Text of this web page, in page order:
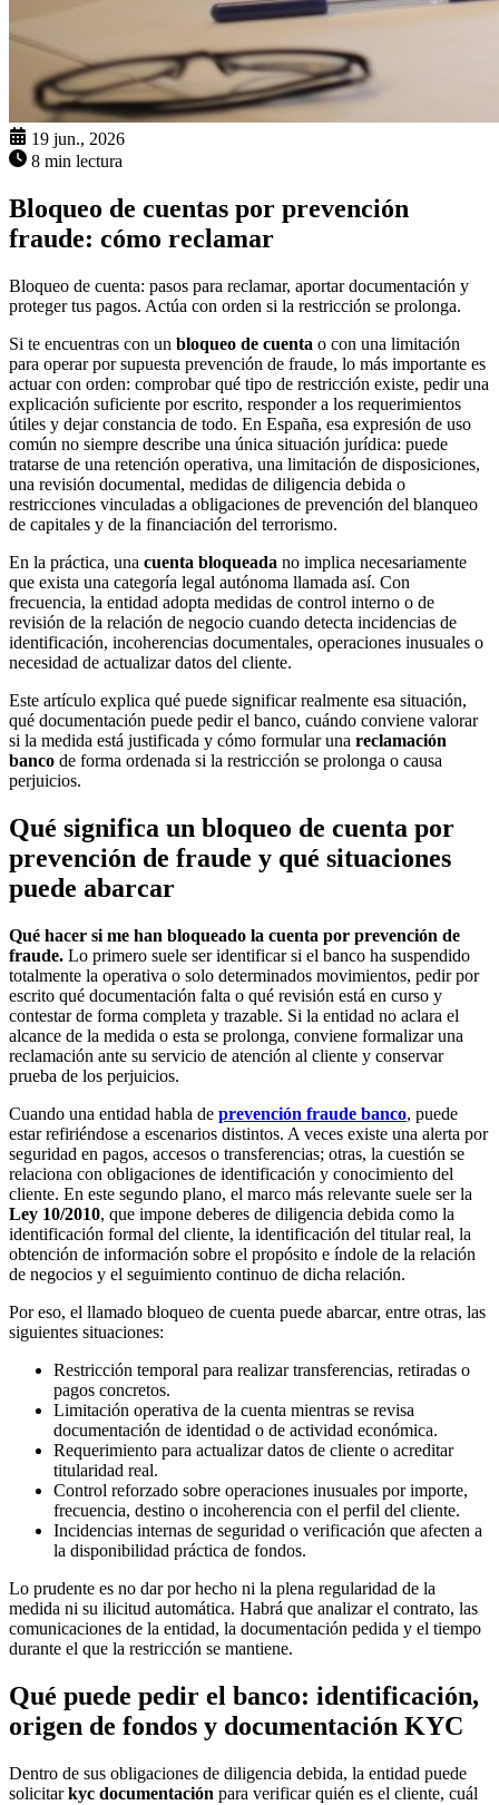
19 jun., 2026
8 min lectura
Bloqueo de cuentas por prevención
fraude: cómo reclamar
Bloqueo de cuenta: pasos para reclamar, aportar documentación y
proteger tus pagos. Actúa con orden si la restricción se prolonga.
Si te encuentras con un bloqueo de cuenta o con una limitación
para operar por supuesta prevención de fraude, lo más importante es
actuar con orden: comprobar qué tipo de restricción existe, pedir una
explicación suficiente por escrito, responder a los requerimientos
útiles y dejar constancia de todo. En España, esa expresión de uso
común no siempre describe una única situación jurídica: puede
tratarse de una retención operativa, una limitación de disposiciones,
una revisión documental, medidas de diligencia debida o
restricciones vinculadas a obligaciones de prevención del blanqueo
de capitales y de la financiación del terrorismo.
En la práctica, una cuenta bloqueada no implica necesariamente
que exista una categoría legal autónoma llamada así. Con
frecuencia, la entidad adopta medidas de control interno o de
revisión de la relación de negocio cuando detecta incidencias de
identificación, incoherencias documentales, operaciones inusuales o
necesidad de actualizar datos del cliente.
Este artículo explica qué puede significar realmente esa situación,
qué documentación puede pedir el banco, cuándo conviene valorar
si la medida está justificada y cómo formular una reclamación
banco de forma ordenada si la restricción se prolonga o causa
perjuicios.
Qué significa un bloqueo de cuenta por
prevención de fraude y qué situaciones
puede abarcar
Qué hacer si me han bloqueado la cuenta por prevención de
fraude. Lo primero suele ser identificar si el banco ha suspendido
totalmente la operativa o solo determinados movimientos, pedir por
escrito qué documentación falta o qué revisión está en curso y
contestar de forma completa y trazable. Si la entidad no aclara el
alcance de la medida o esta se prolonga, conviene formalizar una
reclamación ante su servicio de atención al cliente y conservar
prueba de los perjuicios.
Cuando una entidad habla de prevención fraude banco, puede
estar refiriéndose a escenarios distintos. A veces existe una alerta por
seguridad en pagos, accesos o transferencias; otras, la cuestión se
relaciona con obligaciones de identificación y conocimiento del
cliente. En este segundo plano, el marco más relevante suele ser la
Ley 10/2010, que impone deberes de diligencia debida como la
identificación formal del cliente, la identificación del titular real, la
obtención de información sobre el propósito e índole de la relación
de negocios y el seguimiento continuo de dicha relación.
Por eso, el llamado bloqueo de cuenta puede abarcar, entre otras, las
siguientes situaciones:
Restricción temporal para realizar transferencias, retiradas o
pagos concretos.
Limitación operativa de la cuenta mientras se revisa
documentación de identidad o de actividad económica.
Requerimiento para actualizar datos de cliente o acreditar
titularidad real.
Control reforzado sobre operaciones inusuales por importe,
frecuencia, destino o incoherencia con el perfil del cliente.
Incidencias internas de seguridad o verificación que afecten a
la disponibilidad práctica de fondos.
Lo prudente es no dar por hecho ni la plena regularidad de la
medida ni su ilicitud automática. Habrá que analizar el contrato, las
comunicaciones de la entidad, la documentación pedida y el tiempo
durante el que la restricción se mantiene.
Qué puede pedir el banco: identificación,
origen de fondos y documentación KYC
Dentro de sus obligaciones de diligencia debida, la entidad puede
solicitarkyc documentación para verificar quién es el cliente, cuál